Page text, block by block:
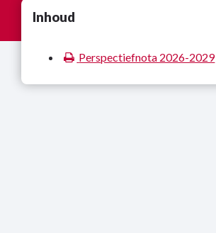
Inhoud
Perspectiefnota 2026-2029